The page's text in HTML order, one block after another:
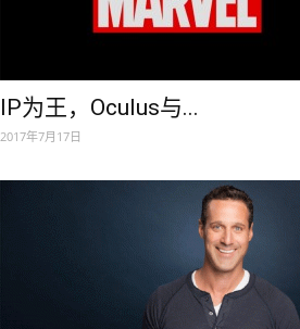
IP为王，Oculus与...
2017年7月17日